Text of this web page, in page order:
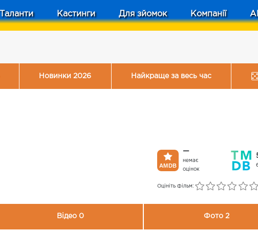
Таланти Кастинги Для зйомок Компанії
Новинки 2026 Найкраще за весь час
—
немає
оцінок
Оцініть фільм:
Відео 0 Фото 2